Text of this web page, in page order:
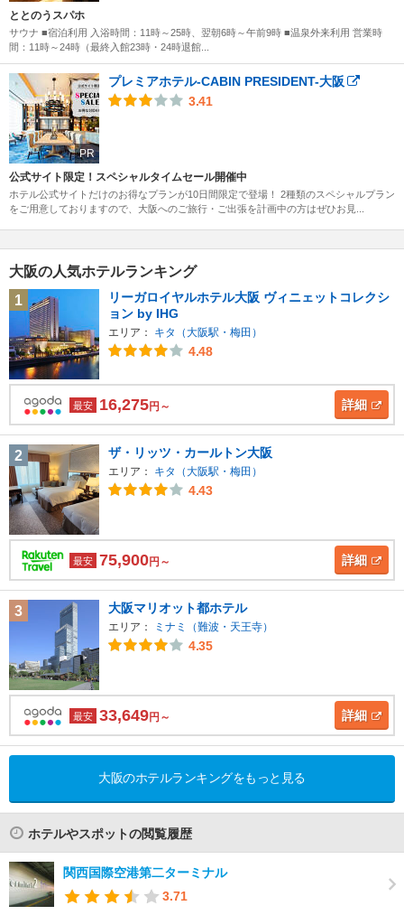
ととのうスパホ
サウナ ■宿泊利用 入浴時間：11時～25時、翌朝6時～午前9時 ■温泉外来利用 営業時
間：11時～24時（最終入館23時・24時退館...
PR
プレミアホテル-CABIN PRESIDENT-大阪
3.41
公式サイト限定！スペシャルタイムセール開催中
ホテル公式サイトだけのお得なプランが10日間限定で登場！ 2種類のスペシャルプラン
をご用意しておりますので、大阪へのご旅行・ご出張を計画中の方はぜひお見...
大阪の人気ホテルランキング
1
リーガロイヤルホテル大阪 ヴィニェットコレクシ
ョン by IHG
エリア： キタ（大阪駅・梅田）
4.48
最安 16,275円～ 詳細
2 ザ・リッツ・カールトン大阪
エリア： キタ（大阪駅・梅田）
4.43
最安 75,900円～ 詳細
3 大阪マリオット都ホテル
エリア： ミナミ（難波・天王寺）
4.35
最安 33,649円～ 詳細
大阪のホテルランキングをもっと見る
ホテルやスポットの閲覧履歴
関西国際空港第二ターミナル
3.71